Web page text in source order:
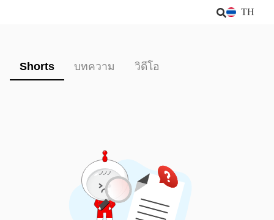
TH
Shorts บทความ วิดีโอ